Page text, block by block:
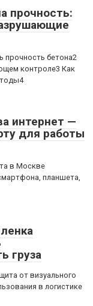
прочность:
прочность бетона2
контроле3 Как
интернет —
для работы
в Москве
планшета,
груза
от визуального
в логистике